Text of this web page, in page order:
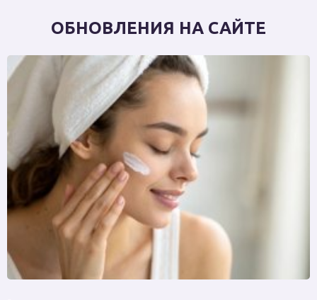
ОБНОВЛЕНИЯ НА САЙТЕ